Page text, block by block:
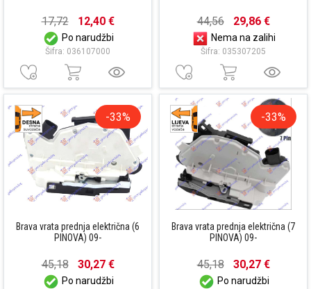
17,72 12,40 €
Po narudžbi
Šifra: 036107000
44,56 29,86 €
Nema na zalihi
Šifra: 035307205
-33%
Brava vrata prednja električna (6
PINOVA) 09-
45,18 30,27 €
Po narudžbi
-33%
Brava vrata prednja električna (7
PINOVA) 09-
45,18 30,27 €
Po narudžbi